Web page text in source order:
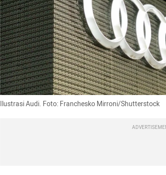
Ilustrasi Audi. Foto: Franchesko Mirroni/Shutterstock